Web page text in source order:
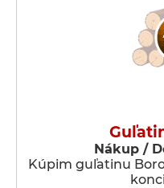
Nákup /
Kúpim guľatinu